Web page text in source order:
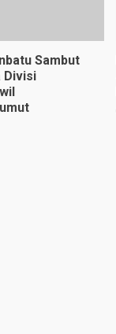
Sambut
Divisi